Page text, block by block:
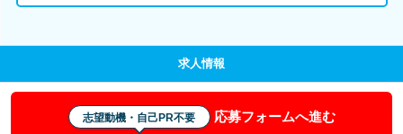
求人情報
志望動機・自己PR不要 応募フォームへ進む